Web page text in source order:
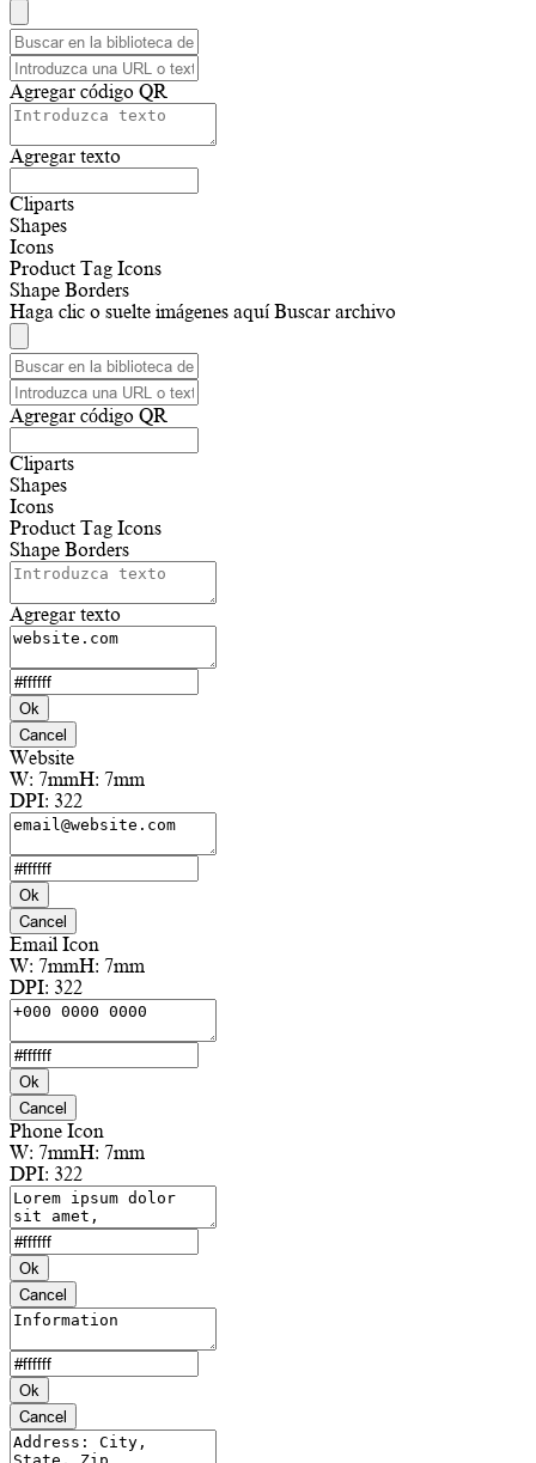
Agregar código QR
Agregar texto
Cliparts
Shapes
Icons
Product Tag Icons
Shape Borders
Haga clic o suelte imágenes aquí Buscar archivo
Agregar código QR
Cliparts
Shapes
Icons
Product Tag Icons
Shape Borders
Agregar texto
Ok
Cancel
Website
W: 7mmH: 7mm
DPI: 322
Ok
Cancel
Email Icon
W: 7mmH: 7mm
DPI: 322
Ok
Cancel
Phone Icon
W: 7mmH: 7mm
DPI: 322
Ok
Cancel
Ok
Cancel